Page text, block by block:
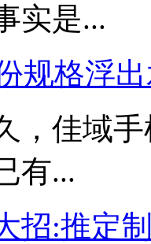
实是...
规格浮
，佳域
有...
招:推定